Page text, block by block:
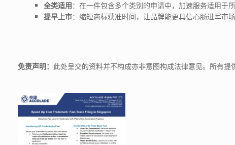
全类适用：在一件包含多个类别的申请中，加速服务适用于所
提早上市：缩短商标获准时间，让品牌能更具信心肠进军市场
免责声明： 此处呈交的资料并不构成亦非意图构成法律意见。所有